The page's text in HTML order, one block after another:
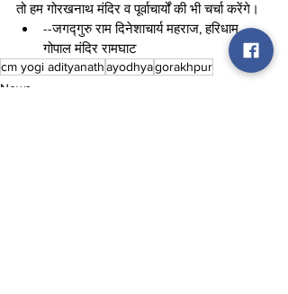
तो हम गोरखनाथ मंदिर व पूर्वाचार्यों की भी चर्चा करेंगे।
--जगद्गुरु राम दिनेशाचार्य महराज, हरिधाम
गोपाल मंदिर रामघाट
cm yogi adityanathayodhyagorakhpur
News